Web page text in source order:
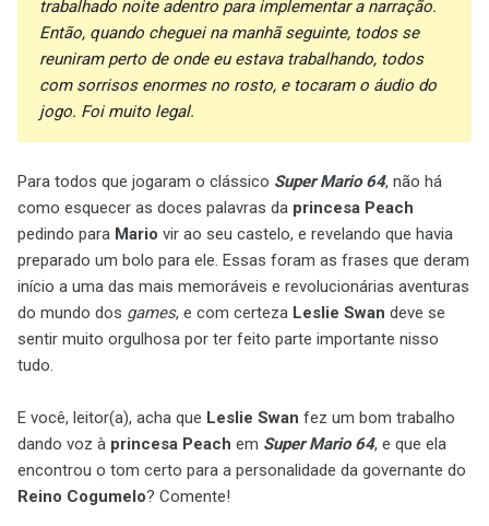
trabalhado noite adentro para implementar a narração.
Então, quando cheguei na manhã seguinte, todos se
reuniram perto de onde eu estava trabalhando, todos
com sorrisos enormes no rosto, e tocaram o áudio do
jogo. Foi muito legal.
Para todos que jogaram o clássico Super Mario 64, não há
como esquecer as doces palavras da princesa Peach
pedindo para Mario vir ao seu castelo, e revelando que havia
preparado um bolo para ele. Essas foram as frases que deram
início a uma das mais memoráveis e revolucionárias aventuras
do mundo dos games, e com certeza Leslie Swan deve se
sentir muito orgulhosa por ter feito parte importante nisso
tudo.
E você, leitor(a), acha que Leslie Swan fez um bom trabalho
dando voz à princesa Peach em Super Mario 64, e que ela
encontrou o tom certo para a personalidade da governante do
Reino Cogumelo? Comente!